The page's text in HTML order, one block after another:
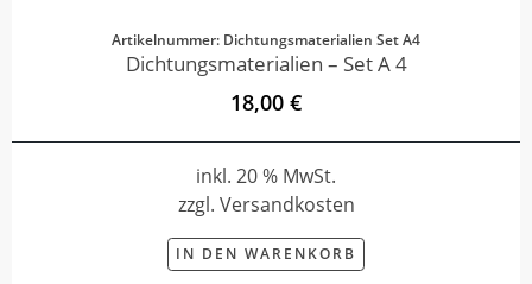
Artikelnummer: Dichtungsmaterialien Set A4
Dichtungsmaterialien – Set A 4
18,00 €
inkl. 20 % MwSt.
zzgl. Versandkosten
IN DEN WARENKORB